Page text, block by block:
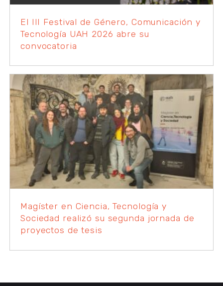
El III Festival de Género, Comunicación y
Tecnología UAH 2026 abre su
convocatoria
Magíster en Ciencia, Tecnología y
Sociedad realizó su segunda jornada de
proyectos de tesis